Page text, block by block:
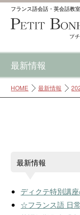
フランス語会話・英会話教
最新情報
HOME 最新情報
最新情報
ディクテ特別講
☆フランス語 日